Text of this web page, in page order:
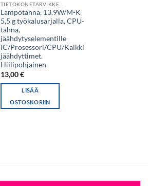
Lämpötahna, 13.9W/M-K
5,5 g työkalusarjalla. CPU-
tahna,
jäähdytyselementille
IC/Prosessori/CPU/Kaikki
jäähdyttimet.
Hiilipohjainen
13,00€
LISÄÄ
OSTOSKORIIN